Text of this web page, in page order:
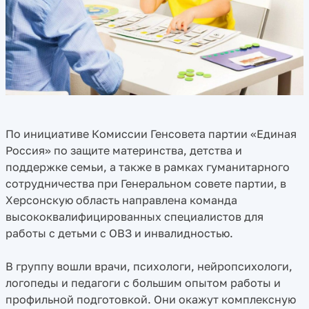
По инициативе Комиссии Генсовета партии «Единая
Россия» по защите материнства, детства и
поддержке семьи, а также в рамках гуманитарного
сотрудничества при Генеральном совете партии, в
Херсонскую область направлена команда
высококвалифицированных специалистов для
работы с детьми с ОВЗ и инвалидностью.
В группу вошли врачи, психологи, нейропсихологи,
логопеды и педагоги с большим опытом работы и
профильной подготовкой. Они окажут комплексную